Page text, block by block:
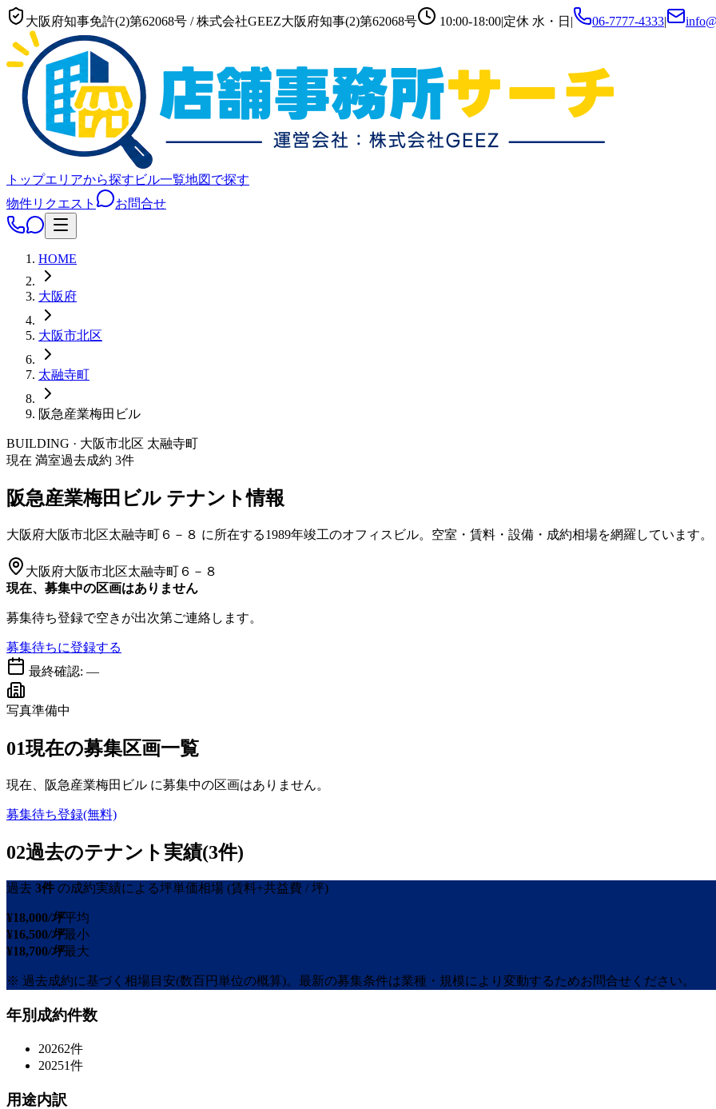
大阪府知事免許(2)第62068号 /株式会社GEEZ大阪府知事(2)第62068号 10:00-18:00|定休 水・日 | 06-7777-4333|
トップエリアから探す ビル一覧地図で探す
物件リクエスト
お問合せ
HOME
大阪府
大阪市北区
太融寺町
阪急産業梅田ビル
BUILDING · 大阪市北区 太融寺町
現在 満室過去成約 3件
阪急産業梅田ビル テナント情報
大阪府大阪市北区太融寺町６－８ に所在する1989年竣工のオフィスビル。空室・賃料・設備・成約相場を網羅しています。
大阪府大阪市北区太融寺町６－８
現在、募集中の区画はありません
募集待ち登録で空きが出次第ご連絡します。
募集待ちに登録する
最終確認: —
写真準備中
01現在の募集区画一覧
現在、 阪急産業梅田ビル に募集中の区画はありません。
募集待ち登録(無料)
02過去のテナント実績(3件)
過去 3件 の成約実績による坪単価相場 (賃料+共益費 / 坪)
¥18,000/坪平均
¥16,500/坪最小
¥18,700/坪最大
※ 過去成約に基づく相場目安(数百円単位の概算)。最新の募集条件は業種・規模により変動するためお問合せください。
年別成約件数
20262件
20251件
用途内訳